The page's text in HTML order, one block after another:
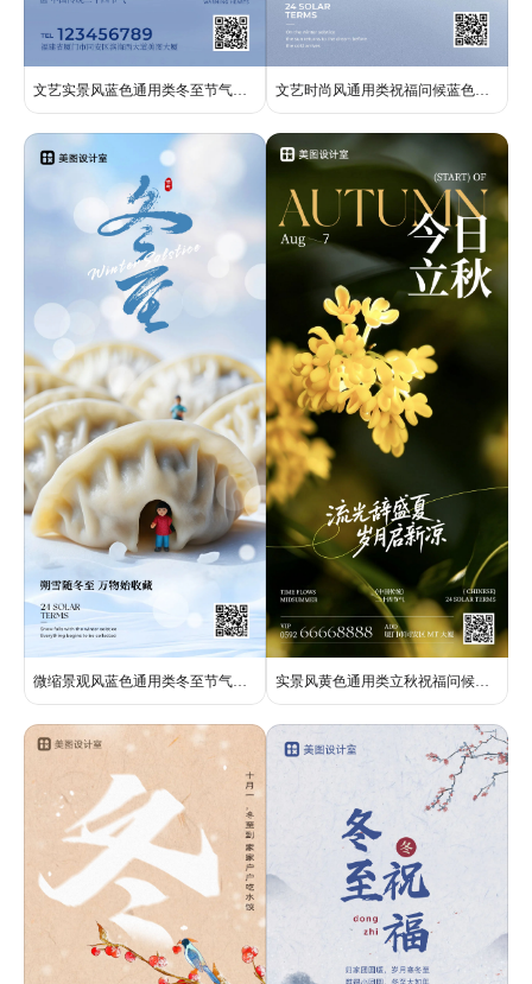
文艺实景风蓝色通用类冬至节气问候祝福手机全屏海报 文艺时尚风通用类祝福问候蓝色冬至祝福手机全屏海报